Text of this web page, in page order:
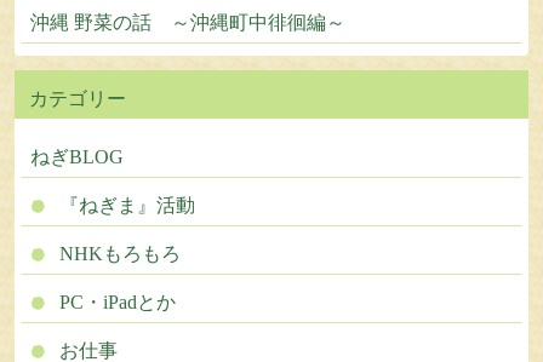
沖縄 野菜の話 ～沖縄町中徘徊編～
カテゴリー
ねぎBLOG
『ねぎま』活動
NHKもろもろ
PC・iPadとか
お仕事